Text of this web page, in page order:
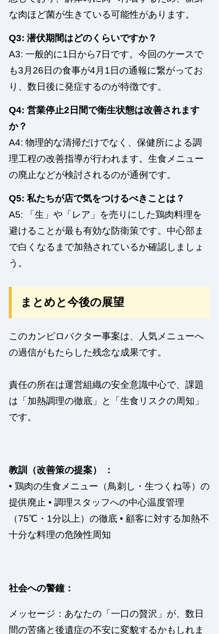
な肉ほど菌が生きている可能性があります。
Q3: 潜伏期間はどのくらいですか？
A3: 一般的に1日から7日です。今回のケースで
も3月26日の食事が4月1日の通報に繋がってお
り、数日後に発症するのが特徴です。
Q4: 営業停止2日間で衛生状態は改善されます
か？
A4: 物理的な清掃だけでなく、保健所による調
理工程の改善指導が行われます。生食メニュー
の廃止などが検討されるのが通例です。
Q5: 私たちが店で気をつけるべきことは？
A5: 「生」や「レア」を売りにした鶏肉料理を
避けることが最も有効な防衛策です。中心部ま
で白くなるまで加熱されているか確認しましょ
う。
まとめと今後の展望
このカンピロバクター事案は、人気メニューへ
の過信がもたらした残念な成果です。
責任の所在は運営組織の安全意識中心で、課題
は「加熱調理の徹底」と「生食リスクの周知」
です。
教訓（改善策の提案） ：
• 鶏肉の生食メニュー（鳥刺し・生つくね等）の
提供廃止 • 調理スタッフへの中心温度管理
（75℃・1分以上）の徹底 • 顧客に対する加熱不
十分な料理の危険性周知
社会への警鐘：
メッセージ：あなたの「一口の贅沢」が、数日
間の苦痛と後遺症の不安に変貌するかもしれま